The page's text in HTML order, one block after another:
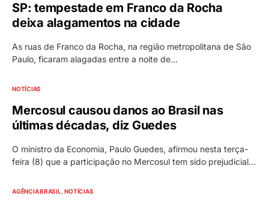
SP: tempestade em Franco da Rocha
deixa alagamentos na cidade
As ruas de Franco da Rocha, na região metropolitana de São
Paulo, ficaram alagadas entre a noite de…
NOTÍCIAS
Mercosul causou danos ao Brasil nas
últimas décadas, diz Guedes
O ministro da Economia, Paulo Guedes, afirmou nesta terça-
feira (8) que a participação no Mercosul tem sido prejudicial…
AGÊNCIA BRASIL NOTÍCIAS